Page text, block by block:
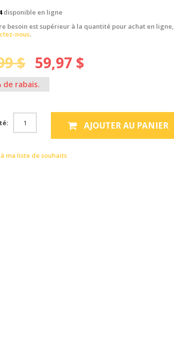
disponible en ligne
besoin est supérieur à la quantité pour achat en ligne,
nous.
$ 59,97 $
de rabais.
AJOUTER AU PANIER
ma liste de souhaits